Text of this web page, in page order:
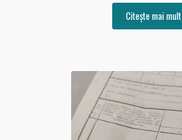
Citește mai mult